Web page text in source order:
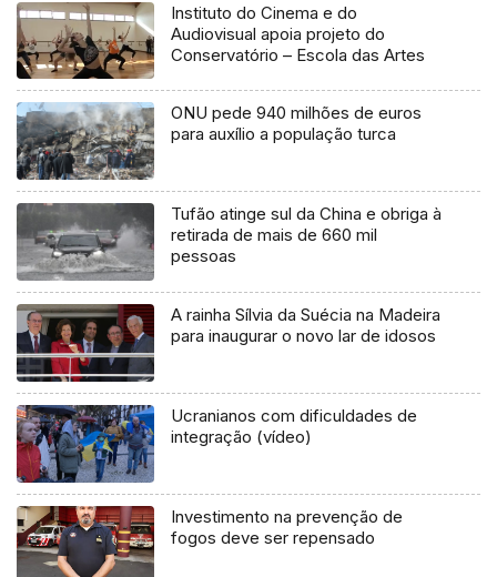
Instituto do Cinema e do
Audiovisual apoia projeto do
Conservatório – Escola das Artes
ONU pede 940 milhões de euros
para auxílio a população turca
Tufão atinge sul da China e obriga à
retirada de mais de 660 mil
pessoas
A rainha Sílvia da Suécia na Madeira
para inaugurar o novo lar de idosos
Ucranianos com dificuldades de
integração (vídeo)
Investimento na prevenção de
fogos deve ser repensado